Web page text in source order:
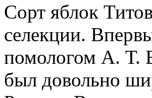
Сорт яблок
селекции.
помологом А. Т.
был довольно